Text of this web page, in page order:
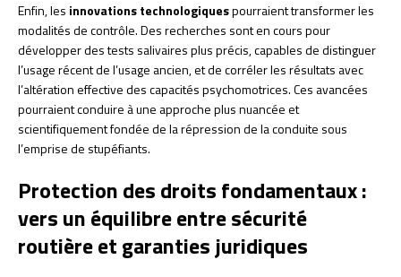
Enfin, les innovations technologiquespourraient transformer les
modalités de contrôle. Des recherches sont en cours pour
développer des tests salivaires plus précis, capables de distinguer
l’usage récent de l’usage ancien, et de corréler les résultats avec
l’altération effective des capacités psychomotrices. Ces avancées
pourraient conduire à une approche plus nuancée et
scientifiquement fondée de la répression de la conduite sous
l’emprise de stupéfiants.
Protection des droits fondamentaux :
vers un équilibre entre sécurité
routière et garanties juridiques